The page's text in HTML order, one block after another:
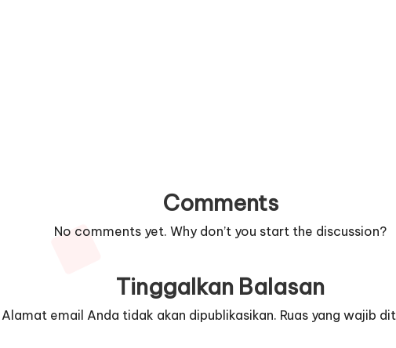
Comments
No comments yet. Why don’t you start the discussion?
Tinggalkan Balasan
Alamat email Anda tidak akan dipublikasikan. Ruas yang wajib